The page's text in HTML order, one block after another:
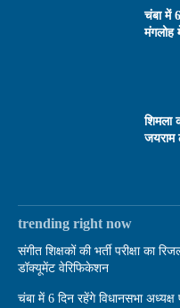
चंबा में
मंगलोह
शिमला
जयराम
trending right now
संगीत शिक्षकों की भर्ती परीक्षा का
डॉक्यूमेंट वेरिफिकेशन
चंबा में 6 दिन रहेंगे विधानसभा